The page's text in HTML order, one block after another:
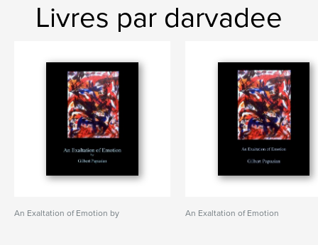
Livres par darvadee
An Exaltation of Emotion by An Exaltation of Emotion